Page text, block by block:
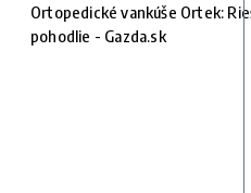
Ortopedické vankúše Ortek:
pohodlie - Gazda.sk